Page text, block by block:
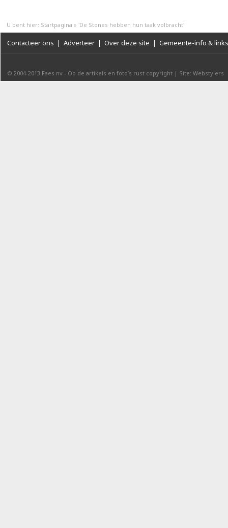
U bent hier: Startpagina » 'De Stones hebben hun taak volbracht'
Contacteer ons | Adverteer | Over deze site | Gemeente-info & links
© 2004-2013 Faes nv - Op de artikels en foto’s rust copyright | Site: Webstylers